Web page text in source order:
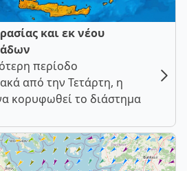
και εκ νέου
περίοδο
από την Τετάρτη, η
κορυφωθεί το διάστημα